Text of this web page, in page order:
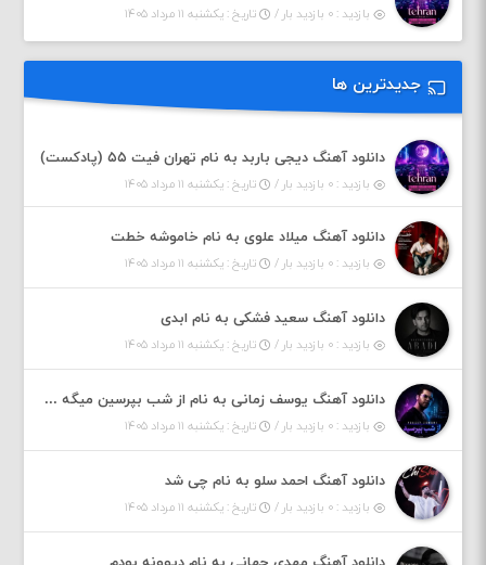
بازدید : ۰ بازدید بار /
تاریخ : یکشنبه ۱۱ مرداد ۱۴۰۵
جدیدترین ها
دانلود آهنگ دیجی باربد به نام تهران فیت ۵۵ (پادکست)
بازدید : ۰ بازدید بار / تاریخ : یکشنبه ۱۱ مرداد ۱۴۰۵
دانلود آهنگ میلاد علوی به نام خاموشه خطت
بازدید : ۰ بازدید بار / تاریخ : یکشنبه ۱۱ مرداد ۱۴۰۵
دانلود آهنگ سعید فشکی به نام ابدی
بازدید : ۰ بازدید بار / تاریخ : یکشنبه ۱۱ مرداد ۱۴۰۵
دانلود آهنگ یوسف زمانی به نام از شب بپرسین میگه چه روزگاری دارم
بازدید : ۰ بازدید بار / تاریخ : یکشنبه ۱۱ مرداد ۱۴۰۵
دانلود آهنگ احمد سلو به نام چی شد
بازدید : ۰ بازدید بار / تاریخ : یکشنبه ۱۱ مرداد ۱۴۰۵